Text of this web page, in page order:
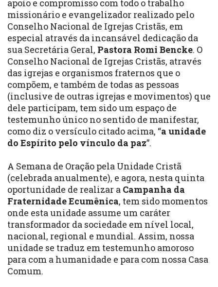
apoio e compromisso com todo o trabalho
missionário e evangelizador realizado pelo
Conselho Nacional de Igrejas Cristãs, em
especial através da incansável dedicação da
sua Secretária Geral, Pastora Romi Bencke. O
Conselho Nacional de Igrejas Cristãs, através
das igrejas e organismos fraternos que o
compõem, e também de todas as pessoas
(inclusive de outras igrejas e movimentos) que
dele participam, tem sido um espaço de
testemunho único no sentido de manifestar,
como diz o versículo citado acima, “a unidade
do Espírito pelo vínculo da paz”.
A Semana de Oração pela Unidade Cristã
(celebrada anualmente), e agora, nesta quinta
oportunidade de realizar a Campanha da
Fraternidade Ecumênica, tem sido momentos
onde esta unidade assume um caráter
transformador da sociedade em nível local,
nacional, regional e mundial. Assim, nossa
unidade se traduz em testemunho amoroso
para com a humanidade e para com nossa Casa
Comum.